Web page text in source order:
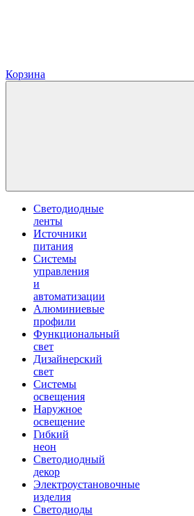
Корзина
Светодиодные
ленты
Источники
питания
Системы
управления
и
автоматизации
Алюминиевые
профили
Функциональный
свет
Дизайнерский
свет
Системы
освещения
Наружное
освещение
Гибкий
неон
Светодиодный
декор
Электроустановочные
изделия
Светодиоды